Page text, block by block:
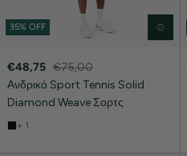
35% OFF
€48,75 €75,00
Ανδρικό Sport Tennis Solid
Diamond Weave Σορτς
+ 1